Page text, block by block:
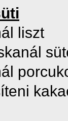
liszt